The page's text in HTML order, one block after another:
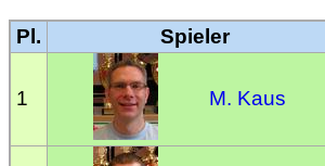
Pl. Spieler
1 M. Kaus